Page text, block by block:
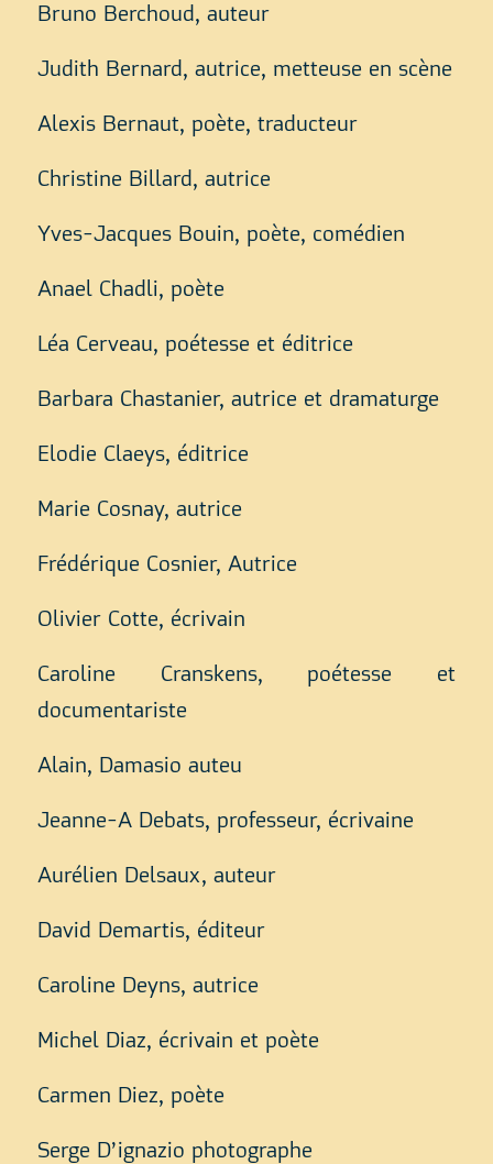
Bruno Berchoud, auteur
Judith Bernard, autrice, metteuse en scène
Alexis Bernaut, poète, traducteur
Christine Billard, autrice
Yves-Jacques Bouin, poète, comédien
Anael Chadli, poète
Léa Cerveau, poétesse et éditrice
Barbara Chastanier, autrice et dramaturge
Elodie Claeys, éditrice
Marie Cosnay, autrice
Frédérique Cosnier, Autrice
Olivier Cotte, écrivain
Caroline Cranskens, poétesse et
documentariste
Alain, Damasio auteu
Jeanne-A Debats, professeur, écrivaine
Aurélien Delsaux, auteur
David Demartis, éditeur
Caroline Deyns, autrice
Michel Diaz, écrivain et poète
Carmen Diez, poète
Serge D’ignazio photographe